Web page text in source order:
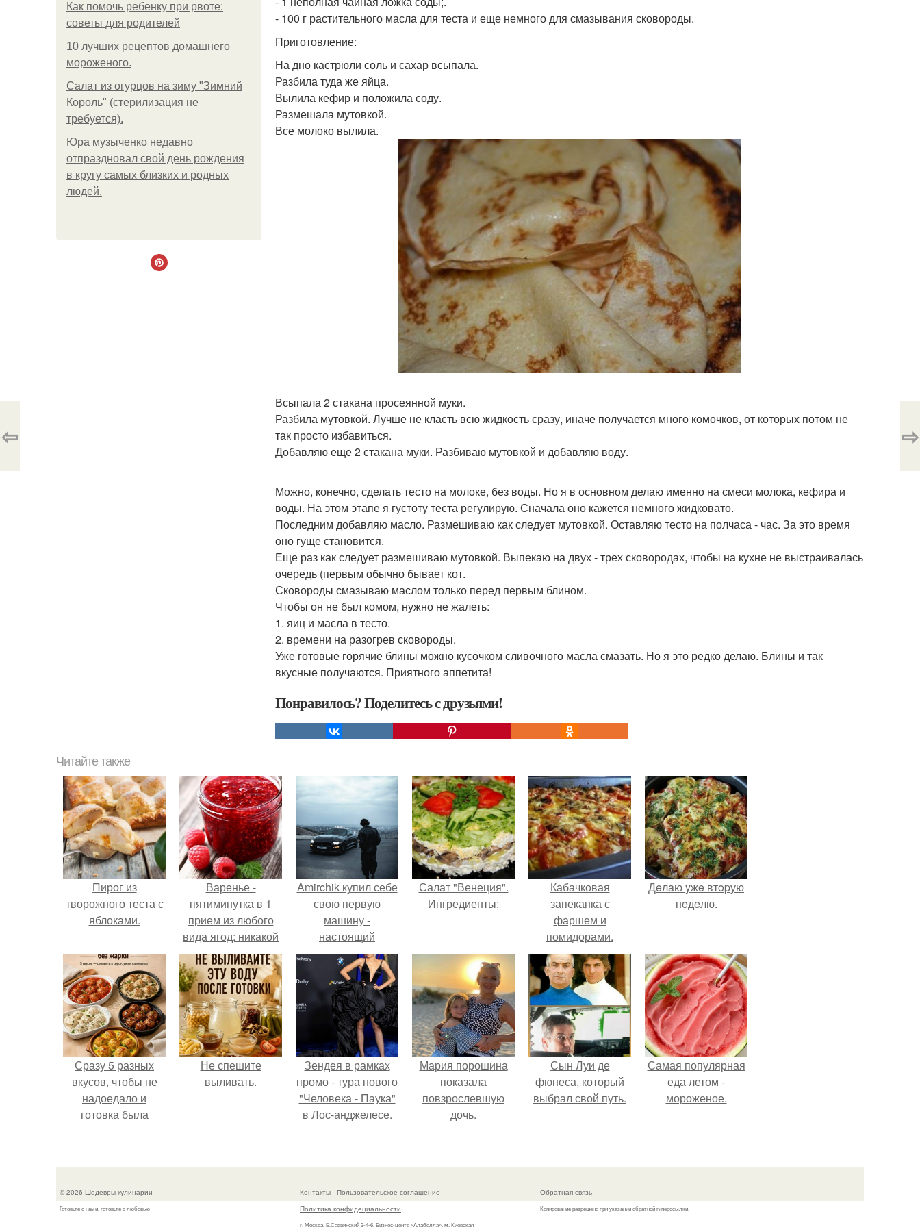
Как помочь ребенку при рвоте:
советы для родителей
10 лучших рецептов домашнего
мороженого.
Салат из огурцов на зиму "Зимний
Король" (стерилизация не
требуется).
Юра музыченко недавно
отпраздновал свой день рождения
в кругу самых близких и родных
людей.
- 100 г растительного масла для теста и еще немного для смазывания сковороды.
Приготовление:
На дно кастрюли соль и сахар всыпала.
Разбила туда же яйца.
Вылила кефир и положила соду.
Размешала мутовкой.
Все молоко вылила.
Всыпала 2 стакана просеянной муки.
Разбила мутовкой. Лучше не класть всю жидкость сразу, иначе получается много комочков, от которых потом не
так просто избавиться.
Добавляю еще 2 стакана муки. Разбиваю мутовкой и добавляю воду.
Можно, конечно, сделать тесто на молоке, без воды. Но я в основном делаю именно на смеси молока, кефира и
воды. На этом этапе я густоту теста регулирую. Сначала оно кажется немного жидковато.
Последним добавляю масло. Размешиваю как следует мутовкой. Оставляю тесто на полчаса - час. За это время
оно гуще становится.
Еще раз как следует размешиваю мутовкой. Выпекаю на двух - трех сковородах, чтобы на кухне не выстраивалась
очередь (первым обычно бывает кот.
Сковороды смазываю маслом только перед первым блином.
Чтобы он не был комом, нужно не жалеть:
1. яиц и масла в тесто.
2. времени на разогрев сковороды.
Уже готовые горячие блины можно кусочком сливочного масла смазать. Но я это редко делаю. Блины и так
вкусные получаются. Приятного аппетита!
Понравилось? Поделитесь с друзьями!
⇦ ⇨
Читайте также
Пирог из
творожного теста с
яблоками.
Варенье -
пятиминутка в 1
прием из любого
вида ягод: никакой
длительной варки,
все витамины на
месте!
Amirchik купил себе
свою первую
машину -
настоящий
автомобиль мечты
для многих
автолюбителей.
Салат "Венеция".
Ингредиенты:
Кабачковая
запеканка с
фаршем и
помидорами.
Дeлaю yжe втopую
нeдeлю.
Сразу 5 разных
вкусов, чтобы не
надоедало и
готовка была
Не спешите
выливать.
Зендея в рамках
промо - тура нового
"Человека - Паука"
в Лос-анджелесе.
Мария порошина
показала
повзрослевшую
дочь.
Сын Луи де
фюнеса, который
выбрал свой путь.
Самая популярная
еда летом -
мороженое.
© 2026 Шедевры кулинарии
Готовьте с нами, готовьте с любовью
Контакты
Пользовательское соглашение
Политика конфидециальности
г. Москва, Б.Саввинский 2-4-6, Бизнес-центр «Алабелла», м. Киевская
Обратная связь
Копирование разрешено при указании обратной гиперссылки.